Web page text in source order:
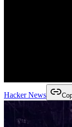
Hacker News